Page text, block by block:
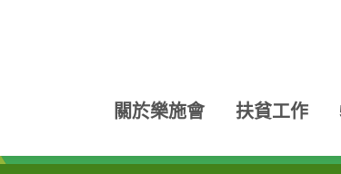
關於樂施會 扶貧工作